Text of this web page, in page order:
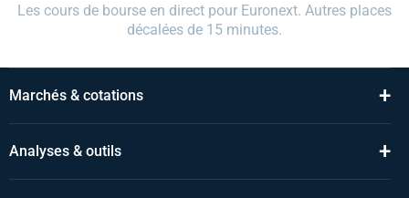
Les cours de bourse en direct pour Euronext. Autres places
décalées de 15 minutes.
Marchés & cotations +
Analyses & outils +